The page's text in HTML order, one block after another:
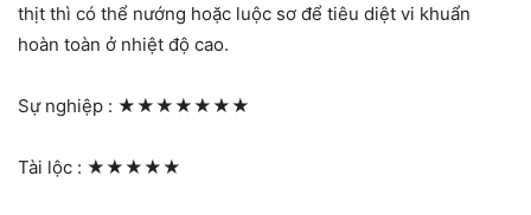
thịt thì có thể nướng hoặc luộc sơ để tiêu diệt vi khuẩn
hoàn toàn ở nhiệt độ cao.
Sự nghiệp : ★★★★★★★
Tài lộc : ★★★★★